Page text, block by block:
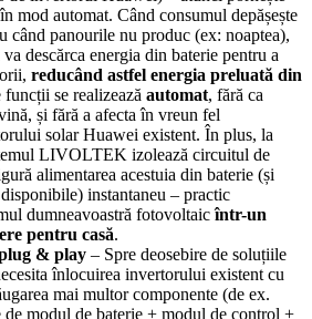
mod automat. Când consumul depășește
când panourile nu produc (ex: noaptea),
descărca energia din baterie pentru a
reducând astfel energia preluată din
funcții se realizează automat, fără ca
și fără a afecta în vreun fel
solar Huawei existent. În plus, la
LIVOLTEK izolează circuitul de
alimentarea acestuia din baterie (și
instantaneu – practic
dumneavoastră fotovoltaicîntr-un
pentru casă.
& play – Spre deosebire de soluțiile
înlocuirea invertorului existent cu
mai multor componente (de ex.
modul de baterie + modul de control +